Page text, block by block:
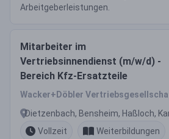
Arbeitgeberleistungen.
Mitarbeiter im
Vertriebsinnendienst (m/w/d) -
Bereich Kfz-Ersatzteile
Wacker+Döbler
Dietzenbach, Bensheim, Haßloch,
Vollzeit
Weiterbildungen